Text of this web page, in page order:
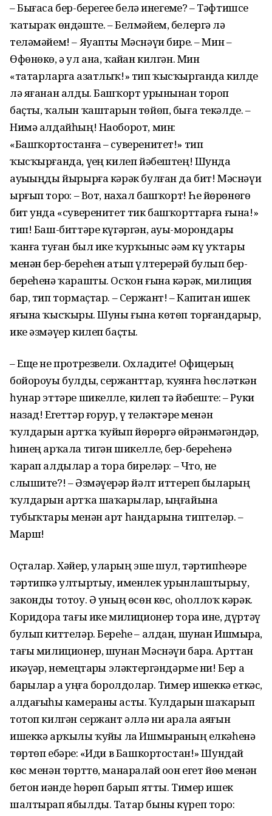
– Бығаса бер-берегеҙҙе белә инегеҙме? – Тәфтишсе
ҡатыраҡ өндәште. – Белмәйем, белергә лә
теләмәйем! – Яуапты Мәснәүи бирҙе. – Мин –
Өфөнөкө, ә ул ана, ҡайҙан килгән. Мин
«татарларга азатлыҡ!» тип ҡысҡырганда килде
лә яғанан алды. Башҡорт урынынан тороп
баҫты, ҡалын ҡаштарын төйөп, быға текәлде. –
Нимә алдайһың! Наоборот, мин:
«Башҡортостанға – суверенитет!» тип
ҡысҡырғанда, үҙең килеп йәбештең! Шунда
ауыҙыңды йырырға кәрәк булған да бит! Мәснәүи
ырғып торҙо: – Вот, нахал башҡорт! Һеҙ йөрөнөгөҙ
бит унда «суверенитет тик башҡорттарға ғына!»
тип! Баш-биттәре күгәргән, ауыҙ-морондары
ҡанға туҙған был ике ҡурҡыныс әҙәм күҙ уҡтары
менән бер-береһен атып үлтерерҙәй булып бер-
береһенә ҡарашты. Осҡон ғына кәрәк, милиция
бар, тип тормаҫтар. – Сержант! – Капитан ишек
яғына ҡысҡырҙы. Шуны ғына көтөп торғандарҙыр,
ике әзмәүер килеп баҫты.
– Еще не протрезвели. Охладите! Офицерҙың
бойороуы булды, сержанттар, ҡуянға һөсләткән
һунар эттәре шикелле, килеп тә йәбеште: – Руки
назад! Егеттәр ғорур, үҙ теләктәре менән
ҡулдарын артҡа ҡуйып йөрөргә өйрәнмәгәндәр,
һинең арҡала тигән шикелле, бер-береһенә
ҡарап алдылар ҙа тора бирҙеләр: – Что, не
слышите?! – Әзмәүерҙәр йәлт иттереп быларҙың
ҡулдарын артҡа шаҡарҙылар, ыңғайына
тубыҡтары менән арт һандарына типтеләр. –
Марш!
Оҫталар. Хәйер, уларҙың эше шул, тәртипһеҙҙәрҙе
тәртипкә ултыртыу, именлек урынлаштырыу,
законды тотоу. Ә уның өсөн көс, оһоллоҡ кәрәк.
Коридорҙа тағы ике милиционер тора ине, дүртәү
булып киттеләр. Береһе – алдан, шунан Ишмырҙа,
тағы милиционер, шунан Мәснәүи бара. Арттан
икәүҙәр, немецтарҙы эләктергәндәрме ни! Бер аҙ
барҙылар ҙа уңға боролдолар. Тимер ишеккә еткәс,
алдағыһы камераны асты. Ҡулдарын шаҡарып
тотоп килгән сержант әллә ни арала аяғын
ишеккә арҡылы ҡуйҙы ла Ишмырҙаның елкәһенә
төртөп ебәрҙе: «Иди в Башкортостан!» Шундай
көс менән төрттө, манаралай оҙон егет йөҙө менән
бетон иҙәнде һөрөп барып ятты. Тимер ишек
шалтырап ябылды. Татар быны күреп торҙо: